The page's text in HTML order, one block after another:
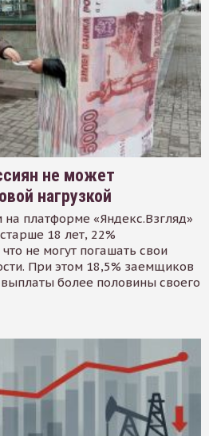
не может
нагрузкой
платформе «Яндекс.Взгляд»
18 лет, 22%
не могут погашать свои
При этом 18,5% заемщиков
более половины своего